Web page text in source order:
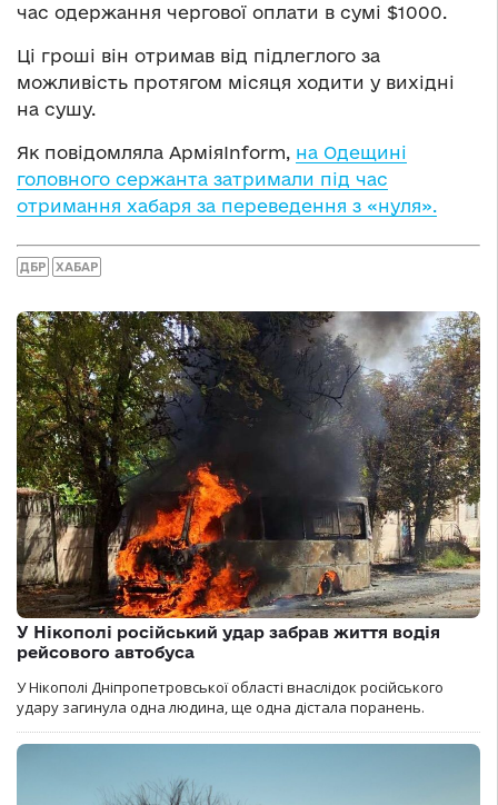
час одержання чергової оплати в сумі $1000.
Ці гроші він отримав від підлеглого за
можливість протягом місяця ходити у вихідні
на сушу.
Як повідомляла АрміяInform, на Одещині
головного сержанта затримали під час
отримання хабаря за переведення з «нуля».
ДБР ХАБАР
У Нікополі російський удар забрав життя водія
рейсового автобуса
У Нікополі Дніпропетровської області внаслідок російського
удару загинула одна людина, ще одна дістала поранень.